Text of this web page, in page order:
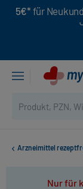
5€* für
Arzneimittel
Nur für